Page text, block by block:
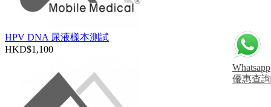
Whatsapp
優惠查詢
HPV DNA 尿液樣本測試
HKD$1,100